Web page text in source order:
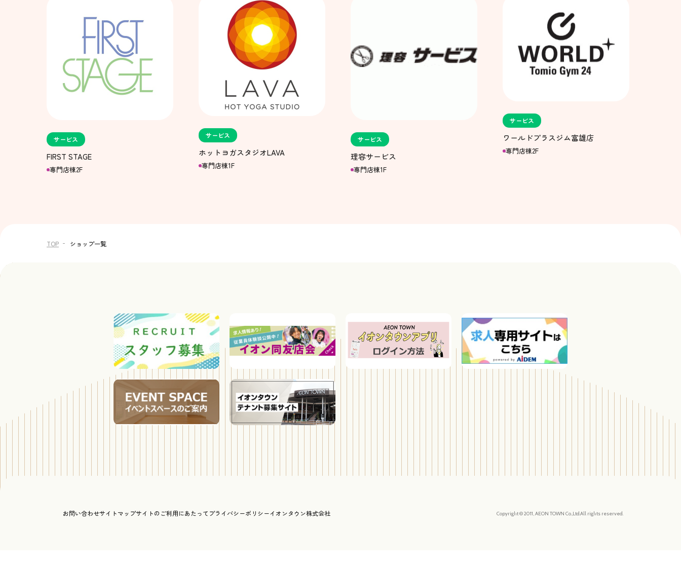
サービス
FIRST STAGE
専門店棟2F
サービス
ホットヨガスタジオLAVA
専門店棟1F
サービス
理容サービス
専門店棟1F
サービス
ワールドプラスジム富雄店
専門店棟2F
TOP ショップ一覧
お問い合わせサイトマップサイトのご利用にあたって プライバシーポリシーイオンタウン株式会社 Copyright © 2011, AEON TOWN Co.,Ltd.All rights reserved.